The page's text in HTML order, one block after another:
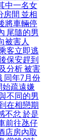
中一名女
房間 並相
將車輛停
尾隨的男
被害人
客立即逃
保安趕到
分析 被害
同年7月份
始疏遠嫌
不同的男
在相戀期
不忿 於是
前往氹仔
店房內取